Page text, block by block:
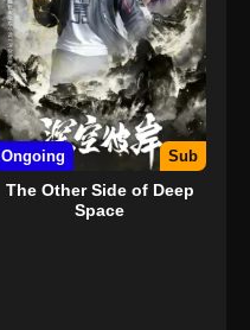
Ongoing Sub
The Other Side of Deep
Space